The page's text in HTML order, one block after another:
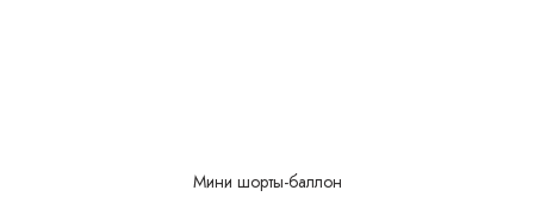
Мини шорты-баллон